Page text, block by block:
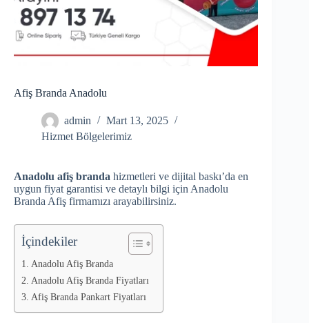
Afiş Branda Anadolu
admin
Mart 13, 2025
Hizmet Bölgelerimiz
Anadolu afiş branda hizmetleri ve dijital baskı’da en
uygun fiyat garantisi ve detaylı bilgi için Anadolu
Branda Afiş firmamızı arayabilirsiniz.
İçindekiler
Anadolu Afiş Branda
Anadolu Afiş Branda Fiyatları
Afiş Branda Pankart Fiyatları